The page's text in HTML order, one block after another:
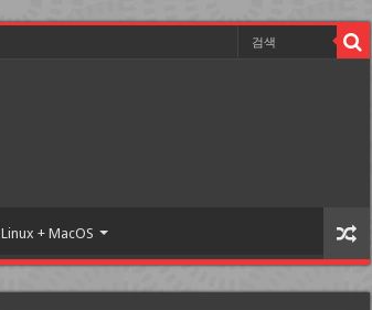
Linux + MacOS